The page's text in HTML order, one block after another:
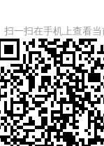
扫一扫在手机上查看当